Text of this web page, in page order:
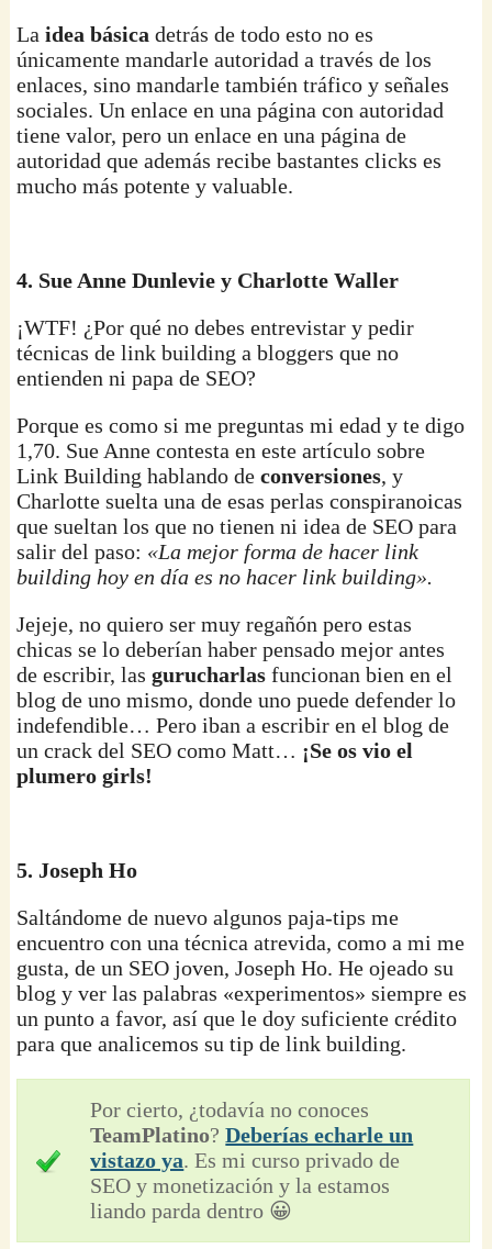
Laidea básica detrás de todo esto no es
únicamente mandarle autoridad a través de los
enlaces, sino mandarle también tráfico y señales
sociales. Un enlace en una página con autoridad
tiene valor, pero un enlace en una página de
autoridad que además recibe bastantes clicks es
mucho más potente y valuable.
4. Sue Anne Dunlevie y Charlotte Waller
¡WTF! ¿Por qué no debes entrevistar y pedir
técnicas de link building a bloggers que no
entienden ni papa de SEO?
Porque es como si me preguntas mi edad y te digo
1,70. Sue Anne contesta en este artículo sobre
Link Building hablando deconversiones, y
Charlotte suelta una de esas perlas conspiranoicas
que sueltan los que no tienen ni idea de SEO para
salir del paso: «La mejor forma de hacer link
building hoy en día es no hacer link building».
Jejeje, no quiero ser muy regañón pero estas
chicas se lo deberían haber pensado mejor antes
de escribir, lasgurucharlas funcionan bien en el
blog de uno mismo, donde uno puede defender lo
indefendible… Pero iban a escribir en el blog de
un crack del SEO como Matt… ¡Se os vio el
plumero girls!
5. Joseph Ho
Saltándome de nuevo algunos paja-tips me
encuentro con una técnica atrevida, como a mi me
gusta, de un SEO joven, Joseph Ho. He ojeado su
blog y ver las palabras «experimentos» siempre es
un punto a favor, así que le doy suficiente crédito
para que analicemos su tip de link building.
Por cierto, ¿todavía no conoces
TeamPlatino?Deberías echarle un
vistazo ya. Es mi curso privado de
SEO y monetización y la estamos
liando parda dentro 😀